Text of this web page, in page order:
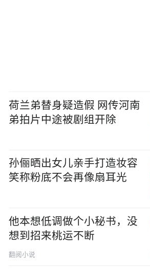
荷兰弟替身疑造假 网传河南
弟拍片中途被剧组开除
孙俪晒出女儿亲手打造妆容
笑称粉底不会再像扇耳光
他本想低调做个小秘书，没
想到招来桃运不断
翻阅小说